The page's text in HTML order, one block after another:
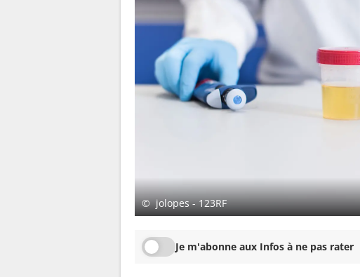
© jolopes - 123RF
Je m'abonne aux Infos à ne pas rater